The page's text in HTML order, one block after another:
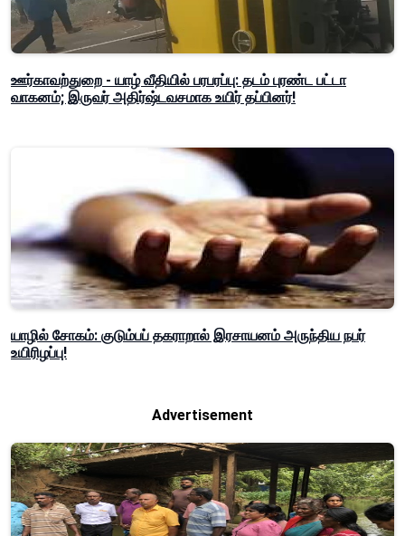
ஊர்காவற்துறை - யாழ் வீதியில் பரபரப்பு: தடம் புரண்ட பட்டா
வாகனம்; இருவர் அதிர்ஷ்டவசமாக உயிர் தப்பினர்!
யாழில் சோகம்: குடும்பப் தகராறால் இரசாயனம் அருந்திய நபர்
உயிரிழப்பு!
Advertisement